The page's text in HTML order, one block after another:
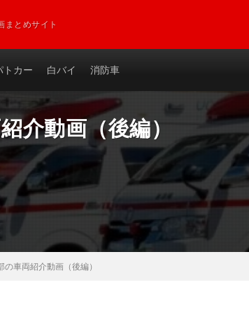
まとめサイト
トカー 白バイ 消防車
介動画（後編）
の車両紹介動画（後編）